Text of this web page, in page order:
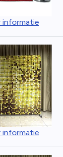
informatie
informatie